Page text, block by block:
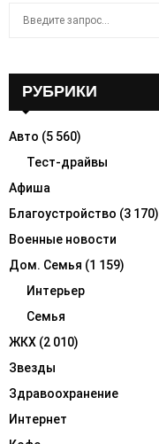
o
РУБРИКИ
Авто (5 560)
Тест-драйвы
Афиша
Благоустройство (3 170)
Военные новости
Дом. Семья (1 159)
Интерьер
Семья
ЖКХ (2 010)
Звезды
Здравоохранение
Интернет